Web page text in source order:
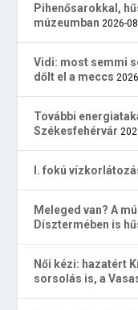
Pihenősarokkal,
múzeumban 2026-
Vidi: most semmi
dőlt el a meccs
További
Székesfehérvár
I. fokú
Meleged van? A
Dísztermében is
Női kézi: hazatért
sorsolás is, a